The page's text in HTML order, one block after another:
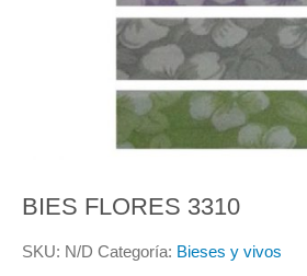
BIES FLORES 3310
SKU: N/D Categoría: Bieses y vivos